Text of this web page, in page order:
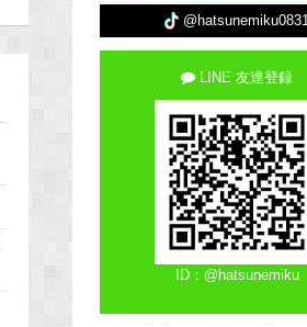
@hatsunemiku0831
LINE 友達登録
ID：@hatsunemiku